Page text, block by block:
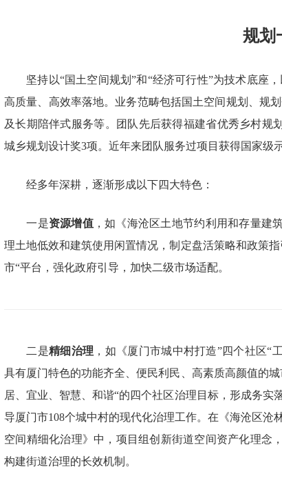
规划
坚持以“国土空间规划”和“经济可行性”为技术底座，
高质量、高效率落地。业务范畴包括国土空间规划、规
及长期陪伴式服务等。
团队先后获得福建省优秀乡村规
城乡规划设计奖3项。近年来团队服务过项目获得国家级
经多年深耕，逐渐形成以下四大特色：
一是资源增值，如《海沧区土地节约利用和存量建
理土地低效和建筑使用闲置情况，制定盘活策略和政策指
市“平台，强化政府引导，加快二级市场适配。
二是精细治理 ，如《厦门市城中村打造”四个社区“
具有厦门特色的功能齐全、便民利民、高素质高颜值的城
居、宜业、智慧、和谐“的四个社区治理目标，形成务实
导厦门市108个城中村的现代化治理工作。在《海沧区沧
空间精细化治理》中，项目组创新街道空间资产化理念
构建街道治理的长效机制。